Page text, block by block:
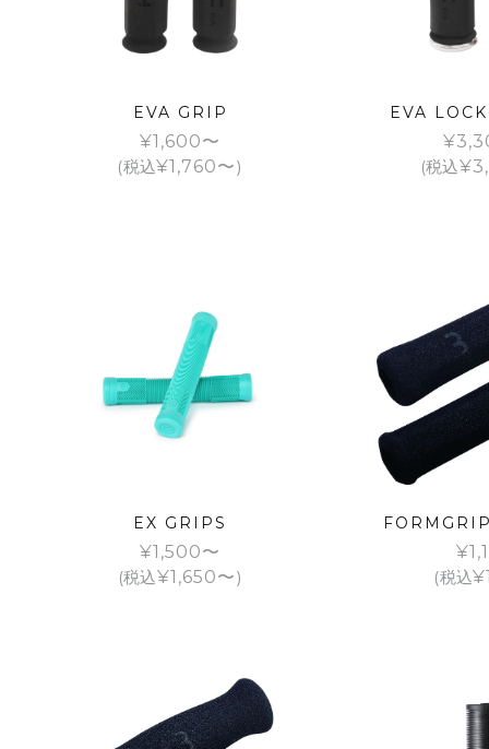
EVA GRIP
¥1,600
(税込¥1,760 )
EVA
¥
(税込¥
EX GRIPS
¥1,500
(税込¥1,650 )
¥
(税込¥